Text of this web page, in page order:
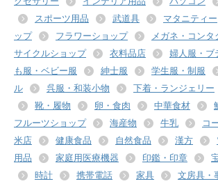
スポーツ用品
武道具 マタニティー
ップ
フラワーショップ メガネ・コンタ
サイクルショップ
衣料品店 婦人服・ブ
も服・ベビー服
紳士服 学生服・制服
ル
呉服・和装小物 下着・ランジェリー
靴・履物
卵・食肉 中華食材
フルーツショップ
海産物 牛乳 コ
米店
健康食品 自然食品 漢方
用品
家庭用医療機器 印鑑・印章
時計
携帯電話 家具 文房具・